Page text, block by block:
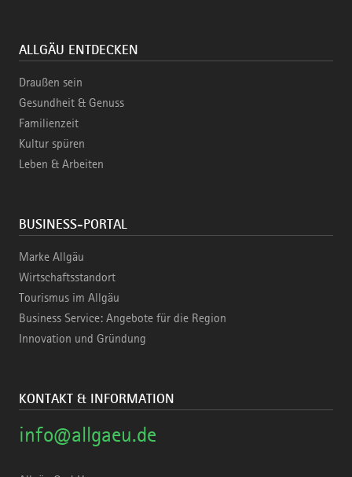
ALLGÄU ENTDECKEN
Draußen sein
Gesundheit & Genuss
Familienzeit
Kultur spüren
Leben & Arbeiten
BUSINESS-PORTAL
Marke Allgäu
Wirtschaftsstandort
Tourismus im Allgäu
Business Service: Angebote für die Region
Innovation und Gründung
KONTAKT & INFORMATION
info@allgaeu.de